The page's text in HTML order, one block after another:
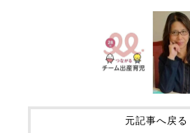
元記事へ戻る